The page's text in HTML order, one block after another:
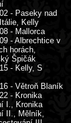
- Paseky nad
Kelly
- Mallorca
- Albrechtice v
horách,
Špičák
- Kelly, S
- Větroň Blaník
- Kronika
I., Kronika
II., Mělník,